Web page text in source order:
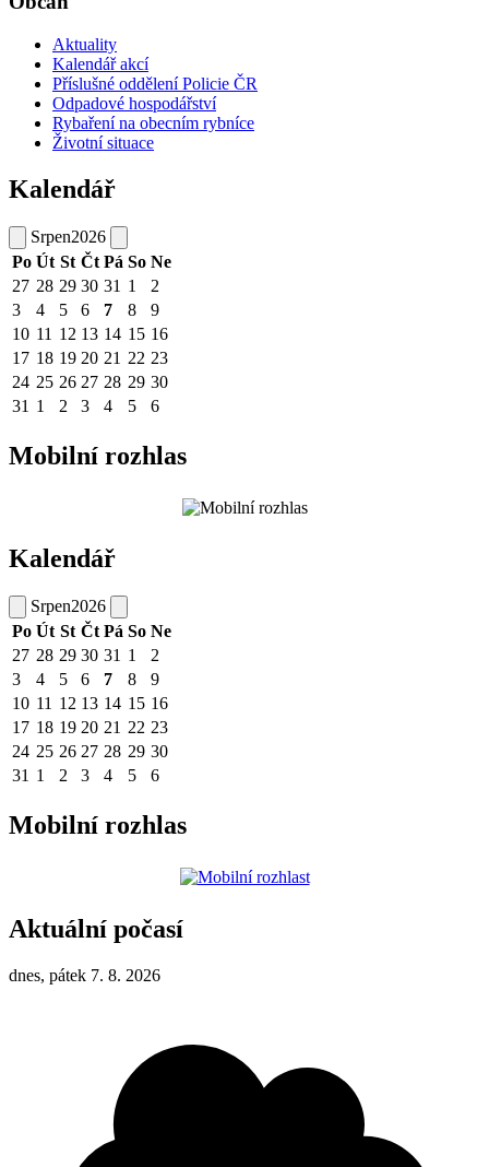
Aktuality
Kalendář akcí
Příslušné oddělení Policie ČR
Odpadové hospodářství
Rybaření na obecním rybníce
Životní situace
Kalendář
Srpen2026
Po Út St Čt Pá So Ne
27 28 29 30 31 1
2
3
4 5 6 7 8
9
10 11 12 13 14 15 16
17 18 19 20 21 22 23
24 25 26 27 28 29 30
31 1 2 3 4 5 6
Mobilní rozhlas
Kalendář
Srpen2026
Po Út St Čt Pá So Ne
27 28 29 30 31 1
2
3
4 5 6 7 8
9
10 11 12 13 14 15 16
17 18 19 20 21 22 23
24 25 26 27 28 29 30
31 1 2 3 4 5 6
Mobilní rozhlas
Aktuální počasí
dnes, pátek 7. 8. 2026